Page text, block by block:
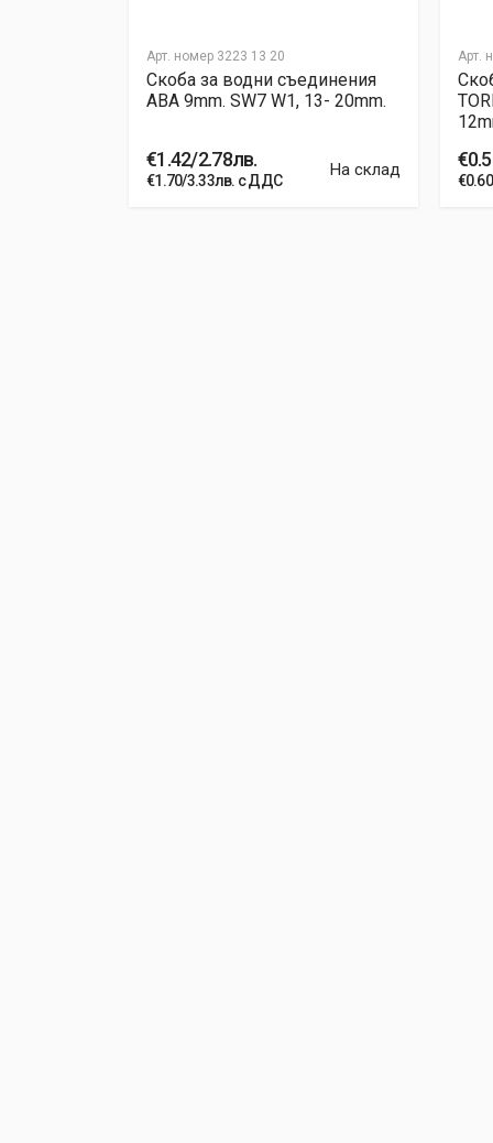
Арт. номер 3223 13 20
Скоба за водни съединения
ABA 9mm. SW7 W1, 13- 20mm.
€1.42/2.78лв.
€1.70/3.33лв. с ДДС
На склад
Арт.